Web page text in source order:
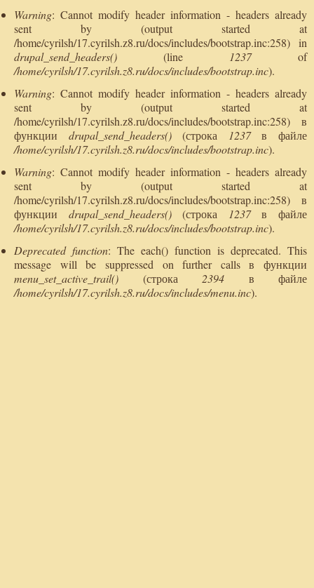
Warning: Cannot modify header information - headers already
sent by (output started at
/home/cyrilsh/17.cyrilsh.z8.ru/docs/includes/bootstrap.inc:258) in
drupal_send_headers() (line 1237of
/home/cyrilsh/17.cyrilsh.z8.ru/docs/includes/bootstrap.inc).
Warning: Cannot modify header information - headers already
sent by (output started at
/home/cyrilsh/17.cyrilsh.z8.ru/docs/includes/bootstrap.inc:258) в
функции drupal_send_headers()(строка 1237в файле
/home/cyrilsh/17.cyrilsh.z8.ru/docs/includes/bootstrap.inc).
Warning: Cannot modify header information - headers already
sent by (output started at
/home/cyrilsh/17.cyrilsh.z8.ru/docs/includes/bootstrap.inc:258) в
функции drupal_send_headers()(строка 1237в файле
/home/cyrilsh/17.cyrilsh.z8.ru/docs/includes/bootstrap.inc).
Deprecated function: The each() function is deprecated. This
message will be suppressed on further calls в функции
menu_set_active_trail() (строка 2394 в файле
/home/cyrilsh/17.cyrilsh.z8.ru/docs/includes/menu.inc).